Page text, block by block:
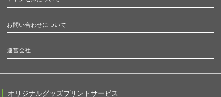
お問い合わせについて
運営会社
オリジナルグッズプリントサービス